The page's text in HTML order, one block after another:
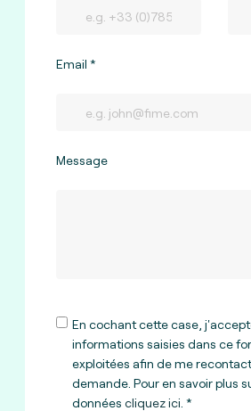
Email
Message
En cochant cette case,
informations saisies dans ce
exploitées afin de me
demande. Pour en savoir plus
données cliquez ici